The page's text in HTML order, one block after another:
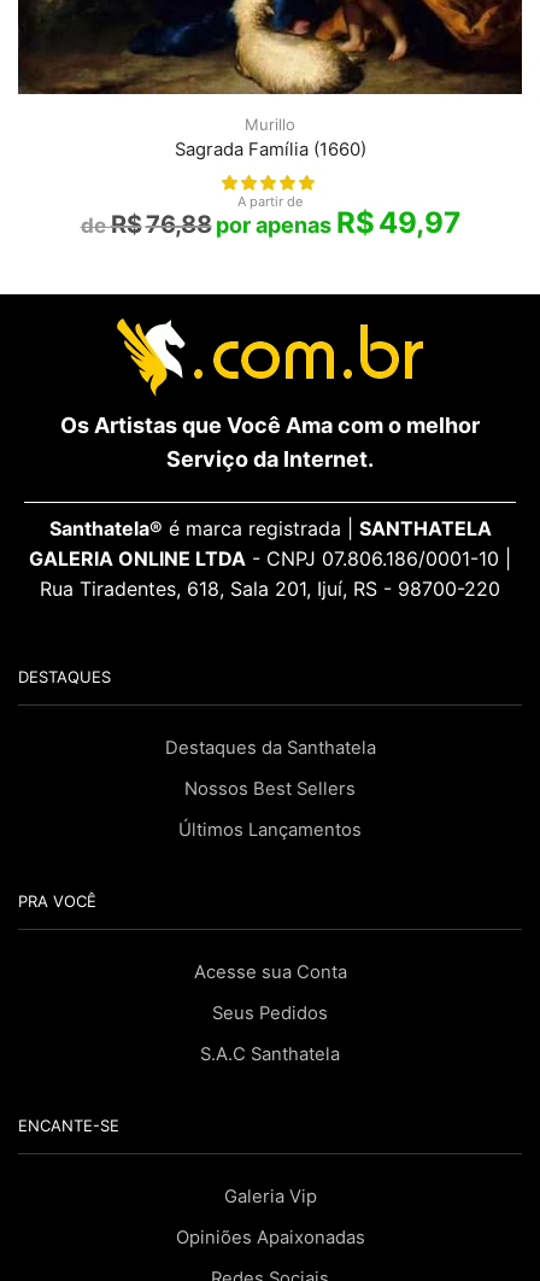
Murillo
Sagrada Família (1660)
A partir de
R$76,88 R$49,97
Os Artistas que Você Ama com o melhor
Serviço da Internet.
Santhatela® é marca registrada | SANTHATELA
GALERIA ONLINE LTDA - CNPJ 07.806.186/0001-10 |
Rua Tiradentes, 618, Sala 201, Ijuí, RS - 98700-220
DESTAQUES
Destaques da Santhatela
Nossos Best Sellers
Últimos Lançamentos
PRA VOCÊ
Acesse sua Conta
Seus Pedidos
S.A.C Santhatela
ENCANTE-SE
Galeria Vip
Opiniões Apaixonadas